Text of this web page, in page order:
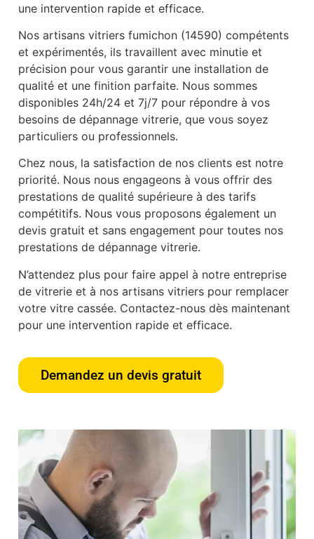
une intervention rapide et efficace.
Nos artisans vitriers fumichon (14590) compétents
et expérimentés, ils travaillent avec minutie et
précision pour vous garantir une installation de
qualité et une finition parfaite. Nous sommes
disponibles 24h/24 et 7j/7 pour répondre à vos
besoins de dépannage vitrerie, que vous soyez
particuliers ou professionnels.
Chez nous, la satisfaction de nos clients est notre
priorité. Nous nous engageons à vous offrir des
prestations de qualité supérieure à des tarifs
compétitifs. Nous vous proposons également un
devis gratuit et sans engagement pour toutes nos
prestations de dépannage vitrerie.
N’attendez plus pour faire appel à notre entreprise
de vitrerie et à nos artisans vitriers pour remplacer
votre vitre cassée. Contactez-nous dès maintenant
pour une intervention rapide et efficace.
Demandez un devis gratuit